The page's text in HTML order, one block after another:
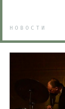
НОВОСТИ